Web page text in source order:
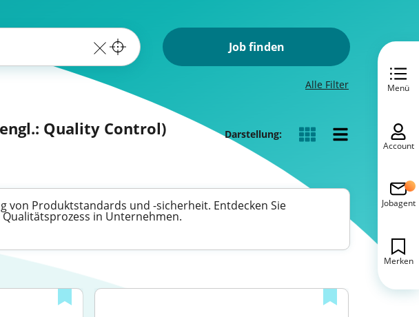
Job finden
Alle Filter
Quality Control) Darstellung:
von Produktstandards und -sicherheit. Entdecken Sie
in Unternehmen.
Menü
Account
Jobagent
Merken